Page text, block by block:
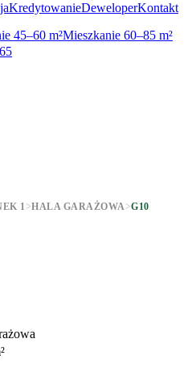
KredytowanieDeweloperKontakt
45–60 m²Mieszkanie 60–85 m²
1 >HALA GARAŻOWA>G10